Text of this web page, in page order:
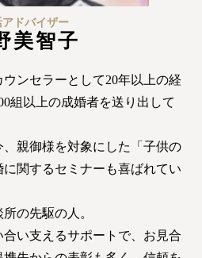
アドバイザー
美智子
ンセラーとして20年以上の経
組以上の成婚者を送り出して
親御様を対象にした「子供の
関するセミナーも喜ばれてい
の先駆の人。
い支えるサポートで、お見合